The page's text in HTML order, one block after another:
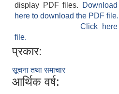
display PDF files.
here to download the PDF file.
Click
file.
प्रकार:
सूचना तथा समाचार
आर्थिक वर्ष: